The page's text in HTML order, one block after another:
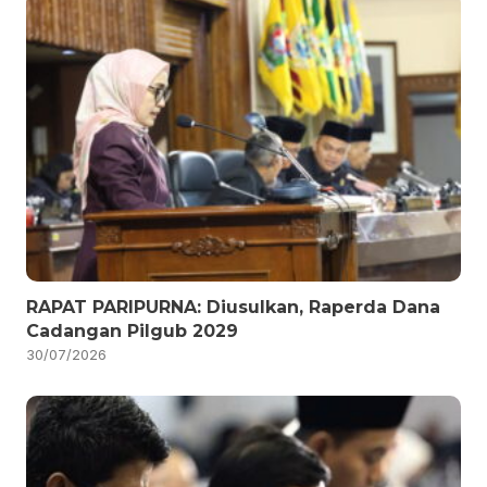
RAPAT PARIPURNA: Diusulkan, Raperda Dana
Cadangan Pilgub 2029
30/07/2026